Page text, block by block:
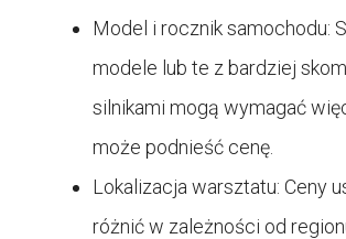
Model i rocznik samochodu:
modele lub te z bardziej
silnikami mogą wymagać
może podnieść cenę.
Lokalizacja warsztatu: Ceny
różnić w zależności od